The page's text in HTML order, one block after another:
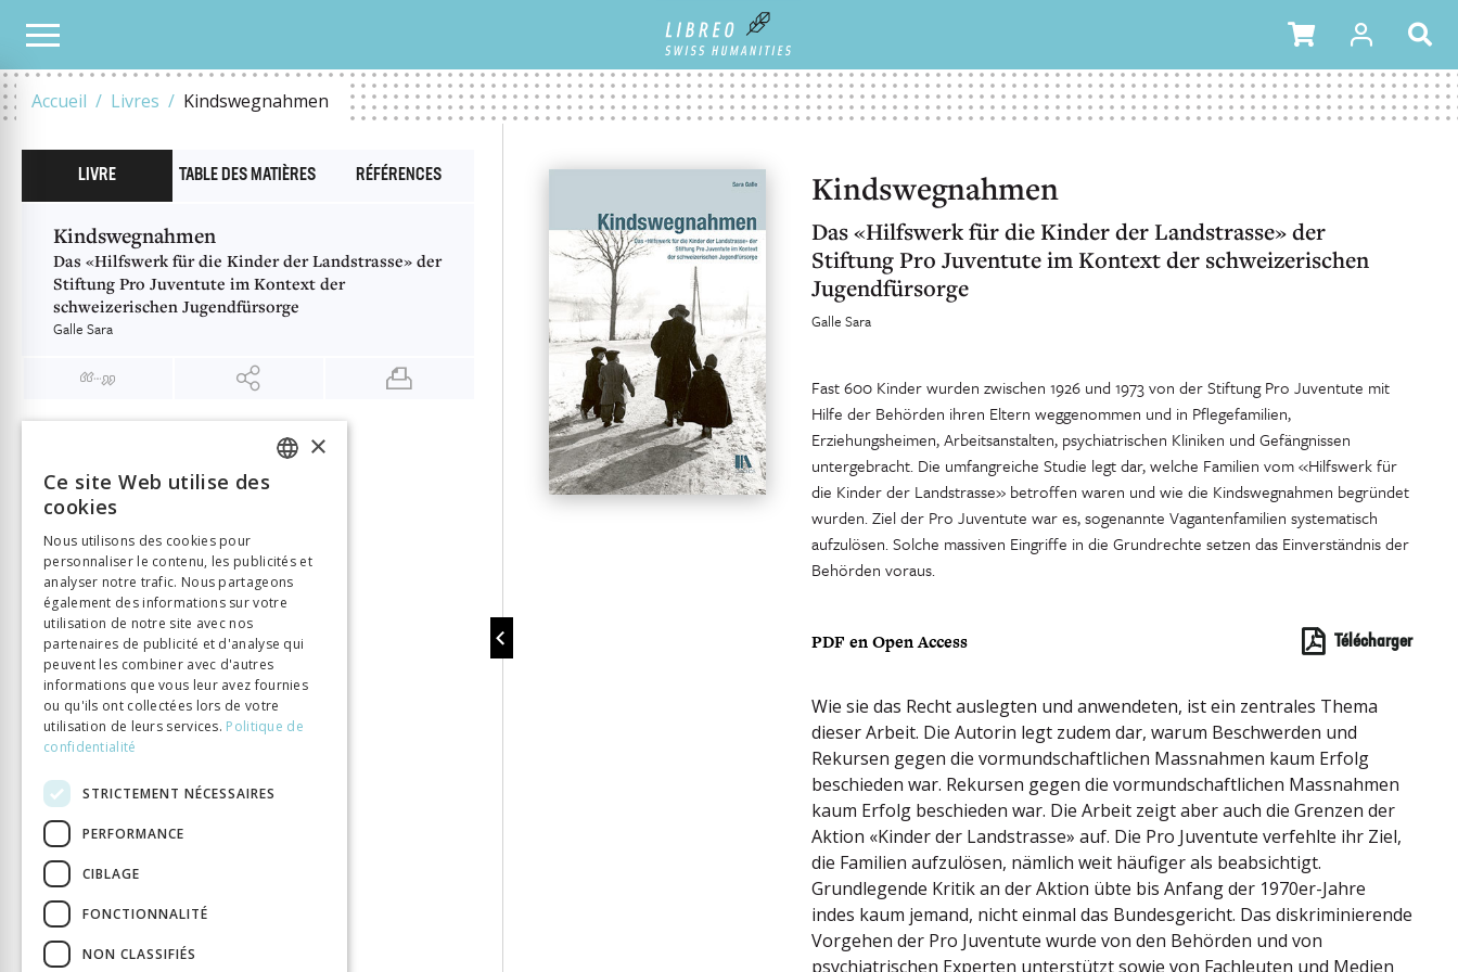
Accueil Livres Kindswegnahmen
NOTRE CATALOGUE
Kindswegnahmen
Das «Hilfswerk für die Kinder der Landstrasse» der
Stiftung Pro Juventute im Kontext der schweizerischen
Jugendfürsorge
Galle Sara
Fast 600 Kinder wurden zwischen 1926 und 1973 von der Stiftung Pro Juventute mit
Hilfe der Behörden ihren Eltern weggenommen und in Pflegefamilien,
Erziehungsheimen, Arbeitsanstalten, psychiatrischen Kliniken und Gefängnissen
untergebracht. Die umfangreiche Studie legt dar, welche Familien vom «Hilfswerk für
die Kinder der Landstrasse» betroffen waren und wie die Kindswegnahmen begründet
wurden. Ziel der Pro Juventute war es, sogenannte Vagantenfamilien systematisch
aufzulösen. Solche massiven Eingriffe in die Grundrechte setzen das Einverständnis der
Behörden voraus.
PDF en Open Access Télécharger
Wie sie das Recht auslegten und anwendeten, ist ein zentrales Thema
dieser Arbeit. Die Autorin legt zudem dar, warum Beschwerden und
Rekursen gegen die vormundschaftlichen Massnahmen kaum Erfolg
beschieden war. Rekursen gegen die vormundschaftlichen Massnahmen
kaum Erfolg beschieden war. Die Arbeit zeigt aber auch die Grenzen der
Aktion «Kinder der Landstrasse» auf. Die Pro Juventute verfehlte ihr Ziel,
die Familien aufzulösen, nämlich weit häufiger als beabsichtigt.
Grundlegende Kritik an der Aktion übte bis Anfang der 1970er-Jahre
indes kaum jemand, nicht einmal das Bundesgericht. Das diskriminierende
Vorgehen der Pro Juventute wurde von den Behörden und von
psychiatrischen Experten unterstützt sowie von Fachleuten und Medien
LIVRE TABLE DES MATIÈRES RÉFÉRENCES
Kindswegnahmen
Das «Hilfswerk für die Kinder der Landstrasse» der
Stiftung Pro Juventute im Kontext der
schweizerischen Jugendfürsorge
Galle Sara
Éditeur
Chronos Verlag
Langue
Deutsch
Nombre de pages
712
Parution
13 mai 2016
DOI
10.33057/chronos.1327
ITALIAN
×
Ce site Web utilise des
cookies
Nous utilisons des cookies pour
personnaliser le contenu, les publicités et
analyser notre trafic. Nous partageons
également des informations sur votre
utilisation de notre site avec nos
partenaires de publicité et d'analyse qui
peuvent les combiner avec d'autres
informations que vous leur avez fournies
ou qu'ils ont collectées lors de votre
utilisation de leurs services. Politique de
confidentialité
STRICTEMENT NÉCESSAIRES
PERFORMANCE
CIBLAGE
FONCTIONNALITÉ
NON CLASSIFIÉS